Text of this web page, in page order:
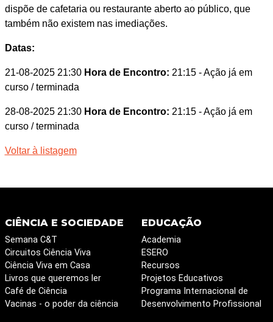
dispõe de cafetaria ou restaurante aberto ao público, que
também não existem nas imediações.
Datas:
21-08-2025 21:30 Hora de Encontro: 21:15 - Ação já em
curso / terminada
28-08-2025 21:30 Hora de Encontro: 21:15 - Ação já em
curso / terminada
Voltar à listagem
CIÊNCIA E SOCIEDADE
Semana C&T
Circuitos Ciência Viva
Ciência Viva em Casa
Livros que queremos ler
Café de Ciência
Vacinas - o poder da ciência
EDUCAÇÃO
Academia
ESERO
Recursos
Projetos Educativos
Programa Internacional de
Desenvolvimento Profissional